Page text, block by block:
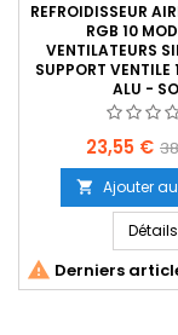
REFROIDISSEUR
RGB 10
VENTILATEURS
SUPPORT VENTILE
ALU -
Prix
23,55 €
 Ajouter
Détails
 Derniers